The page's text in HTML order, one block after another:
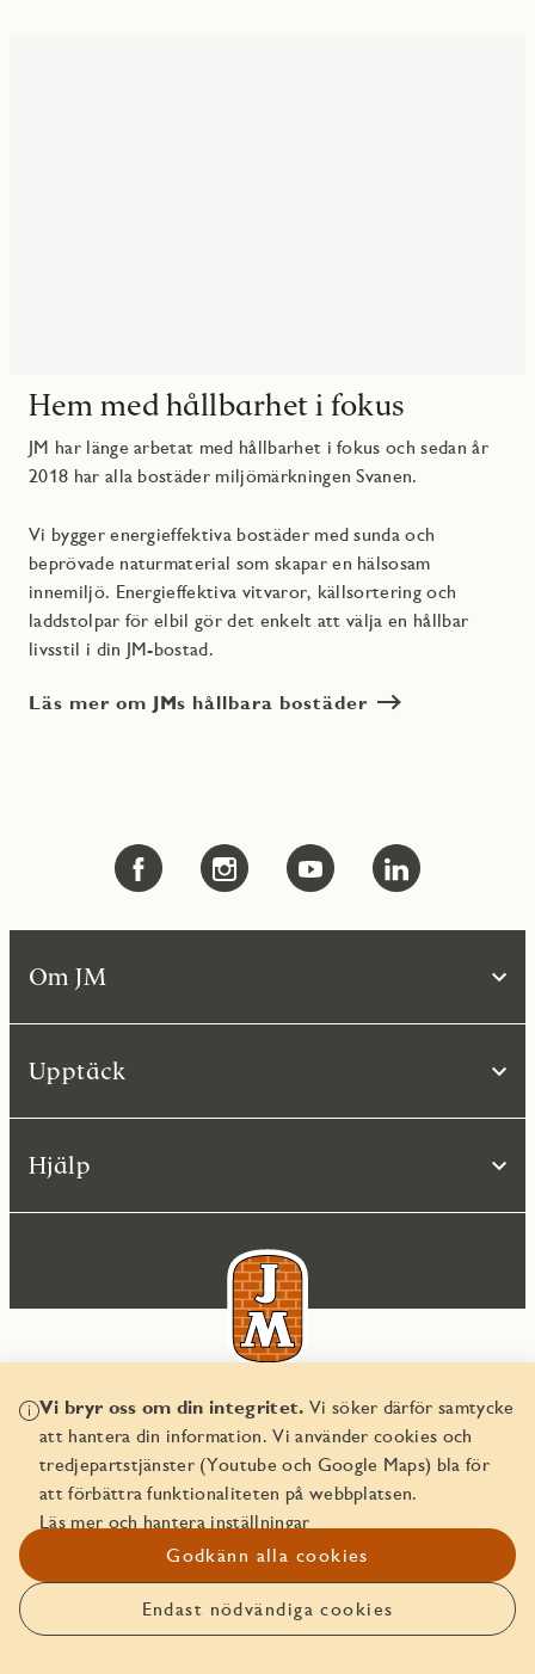
Hem med hållbarhet i fokus
JM har länge arbetat med hållbarhet i fokus och sedan år
2018 har alla bostäder miljömärkningen Svanen.
Vi bygger energieffektiva bostäder med sunda och
beprövade naturmaterial som skapar en hälsosam
innemiljö. Energieffektiva vitvaror, källsortering och
laddstolpar för elbil gör det enkelt att välja en hållbar
livsstil i din JM-bostad.
Läs mer om JMs hållbara bostäder
Vi bryr oss om din integritet. Vi söker därför samtycke
att hantera din information. Vi använder cookies och
tredjepartstjänster (Youtube och Google Maps) bla för
att förbättra funktionaliteten på webbplatsen.
Läs mer och hantera inställningar
Godkänn alla cookies
Endast nödvändiga cookies
Om JM
Upptäck
Hjälp
© JM AB 2026
Organisationsnummer 556045-2103